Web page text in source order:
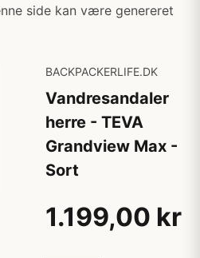
side kan være genereret
BACKPACKERLIFE.DK
Vandresandaler
herre - TEVA
Grandview Max -
Sort
1.199,00 kr